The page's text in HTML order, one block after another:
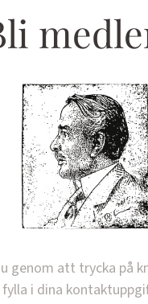
genom att trycka på
fylla i dina